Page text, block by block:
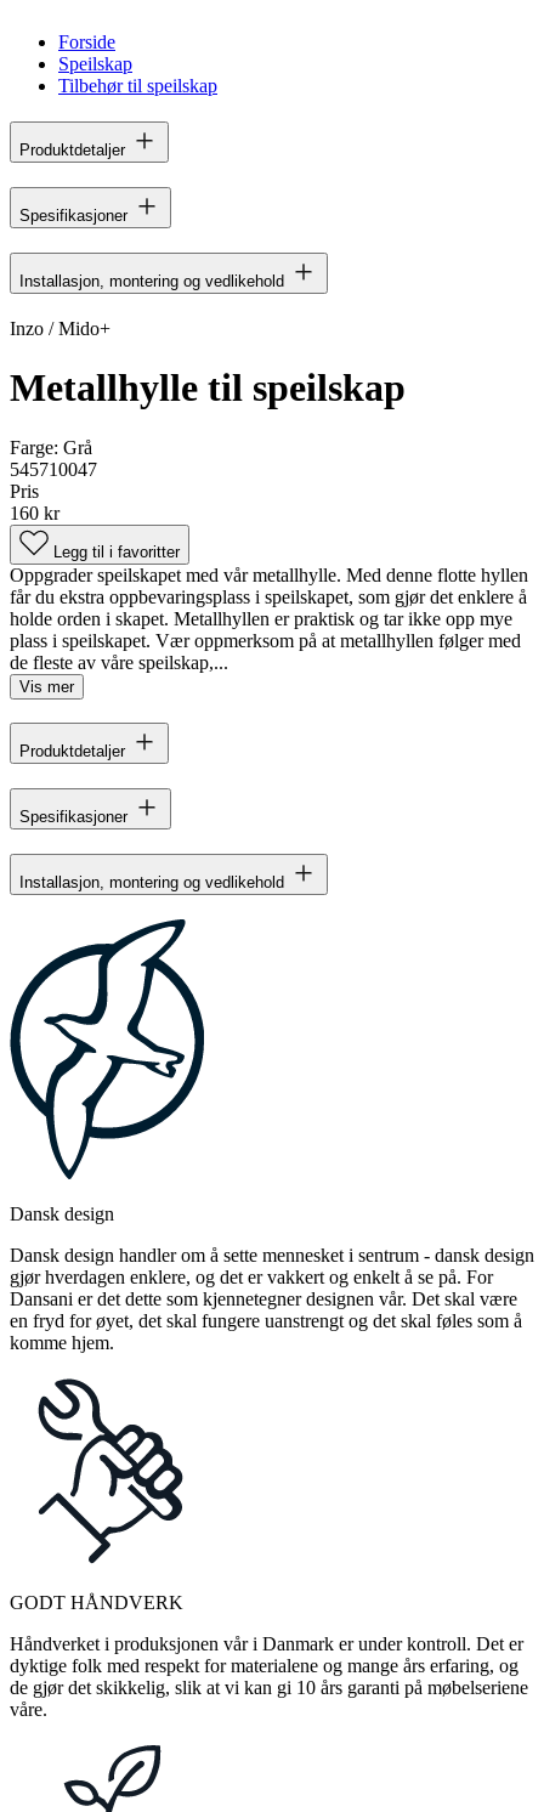
Forside
Speilskap
Tilbehør til speilskap
Produktdetaljer
Spesifikasjoner
Installasjon, montering og vedlikehold
Inzo / Mido+
Metallhylle til speilskap
Farge: Grå
545710047
Pris
160 kr
Legg til i favoritter
Oppgrader speilskapet med vår metallhylle. Med denne flotte hyllen
får du ekstra oppbevaringsplass i speilskapet, som gjør det enklere å
holde orden i skapet. Metallhyllen er praktisk og tar ikke opp mye
plass i speilskapet. Vær oppmerksom på at metallhyllen følger med
de fleste av våre speilskap,...
Vis mer
Produktdetaljer
Spesifikasjoner
Installasjon, montering og vedlikehold
Dansk design
Dansk design handler om å sette mennesket i sentrum - dansk design
gjør hverdagen enklere, og det er vakkert og enkelt å se på. For
Dansani er det dette som kjennetegner designen vår. Det skal være
en fryd for øyet, det skal fungere uanstrengt og det skal føles som å
komme hjem.
GODT HÅNDVERK
Håndverket i produksjonen vår i Danmark er under kontroll. Det er
dyktige folk med respekt for materialene og mange års erfaring, og
de gjør det skikkelig, slik at vi kan gi 10 års garanti på møbelseriene
våre.